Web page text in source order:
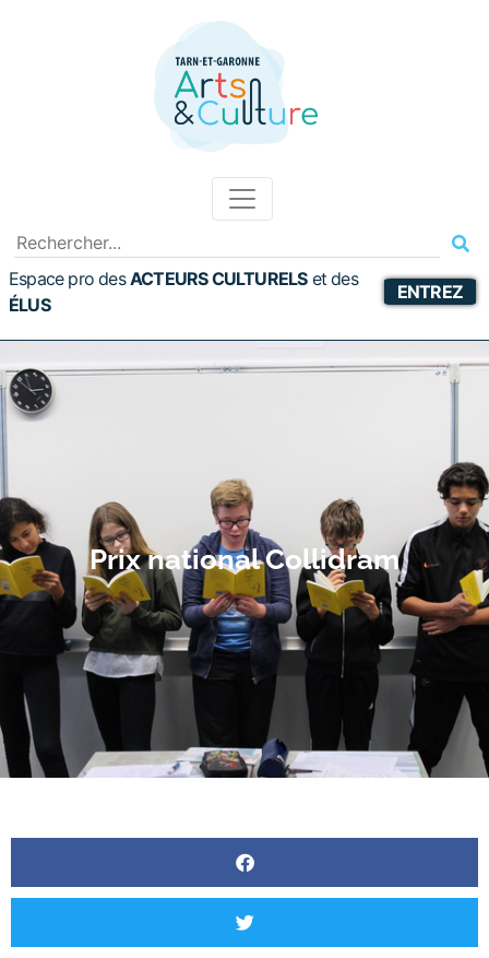
Espace pro desACTEURS CULTURELS etdes
ÉLUS
ENTREZ
Prix national Collidram